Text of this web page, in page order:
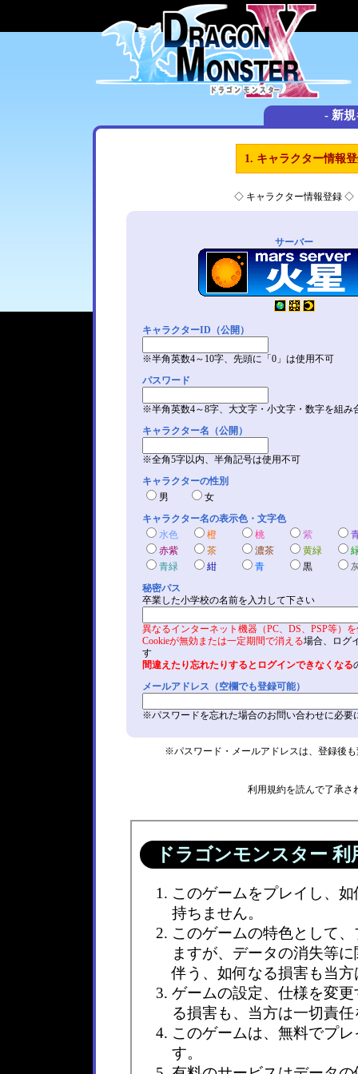
- 新
1. キャラクター情報
◇ キャラクター情報登録 ◇
サーバー
キャラクターID（公開）
※半角英数4～10字、先頭に「0」は使用不可
パスワード
※半角英数4～8字、大文字・小文字・数字を組み
キャラクター名（公開）
※全角5字以内、半角記号は使用不可
キャラクターの性別
男
女
キャラクター名の表示色・文字色
水色
橙 桃 紫
赤紫
茶 濃茶 黄緑
青緑
紺 青 黒
秘密パス
卒業した小学校の名前を入力して下さい
異なるインターネット機器（PC、DS、PSP等）
Cookieが無効または一定期間で消える場合、ログ
す
間違えたり忘れたりするとログインできなくなる
メールアドレス（空欄でも登録可能）
※パスワードを忘れた場合のお問い合わせに必要
※パスワード・メールアドレスは、登録後
利用規約を読んで了承さ